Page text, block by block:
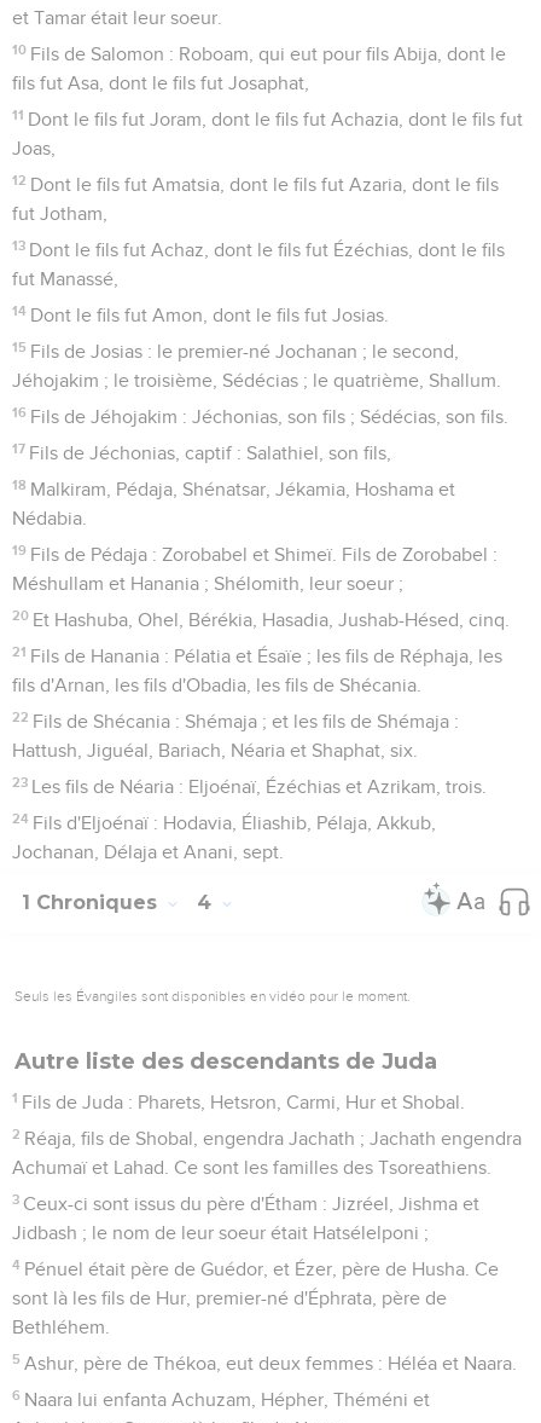
et Tamar était leur soeur.
10 Fils de Salomon : Roboam, qui eut pour fils Abija, dont le
fils fut Asa, dont le fils fut Josaphat,
11 Dont le fils fut Joram, dont le fils fut Achazia, dont le fils fut
Joas,
12 Dont le fils fut Amatsia, dont le fils fut Azaria, dont le fils
fut Jotham,
13 Dont le fils fut Achaz, dont le fils fut Ézéchias, dont le fils
fut Manassé,
14 Dont le fils fut Amon, dont le fils fut Josias.
15 Fils de Josias : le premier-né Jochanan ; le second,
Jéhojakim ; le troisième, Sédécias ; le quatrième, Shallum.
16 Fils de Jéhojakim : Jéchonias, son fils ; Sédécias, son fils.
17 Fils de Jéchonias, captif : Salathiel, son fils,
18 Malkiram, Pédaja, Shénatsar, Jékamia, Hoshama et
Nédabia.
19 Fils de Pédaja : Zorobabel et Shimeï. Fils de Zorobabel :
Méshullam et Hanania ; Shélomith, leur soeur ;
20 Et Hashuba, Ohel, Bérékia, Hasadia, Jushab-Hésed, cinq.
21 Fils de Hanania : Pélatia et Ésaïe ; les fils de Réphaja, les
fils d'Arnan, les fils d'Obadia, les fils de Shécania.
22 Fils de Shécania : Shémaja ; et les fils de Shémaja :
Hattush, Jiguéal, Bariach, Néaria et Shaphat, six.
23 Les fils de Néaria : Eljoénaï, Ézéchias et Azrikam, trois.
24 Fils d'Eljoénaï : Hodavia, Éliashib, Pélaja, Akkub,
Jochanan, Délaja et Anani, sept.
1 Chroniques 4
Seuls les Évangiles sont disponibles en vidéo pour le moment.
Autre liste des descendants de Juda
1 Fils de Juda : Pharets, Hetsron, Carmi, Hur et Shobal.
2 Réaja, fils de Shobal, engendra Jachath ; Jachath engendra
Achumaï et Lahad. Ce sont les familles des Tsoreathiens.
3 Ceux-ci sont issus du père d'Étham : Jizréel, Jishma et
Jidbash ; le nom de leur soeur était Hatsélelponi ;
4 Pénuel était père de Guédor, et Ézer, père de Husha. Ce
sont là les fils de Hur, premier-né d'Éphrata, père de
Bethléhem.
5 Ashur, père de Thékoa, eut deux femmes : Héléa et Naara.
6 Naara lui enfanta Achuzam, Hépher, Théméni et